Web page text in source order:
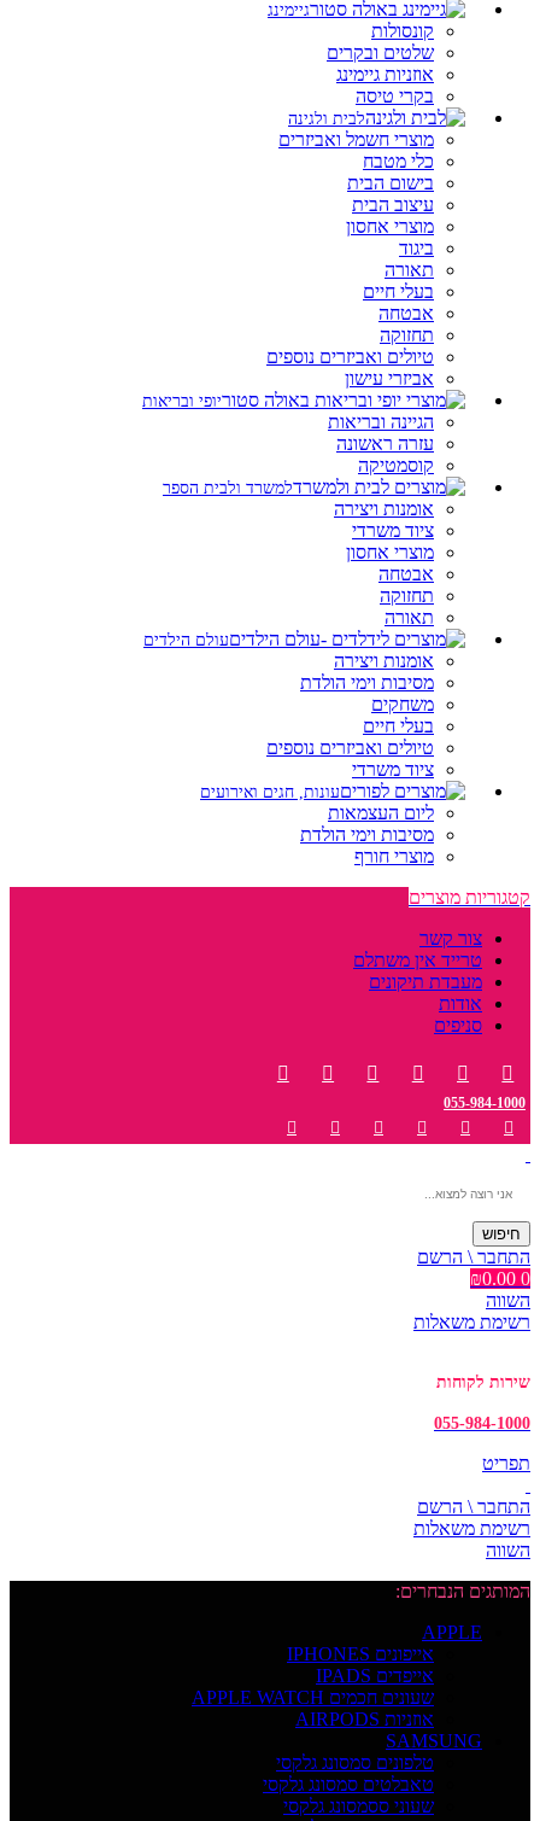
גיימינג
קונסולות
שלטים ובקרים
אוזניות גיימינג
בקרי טיסה
לבית ולגינה
מוצרי חשמל ואביזרים
כלי מטבח
בישום הבית
עיצוב הבית
מוצרי אחסון
ביגוד
תאורה
בעלי חיים
אבטחה
תחזוקה
טיולים ואביזרים נוספים
אביזרי עישון
יופי ובריאות
הגיינה ובריאות
עזרה ראשונה
קוסמטיקה
למשרד ולבית הספר
אומנות ויצירה
ציוד משרדי
מוצרי אחסון
אבטחה
תחזוקה
תאורה
עולם הילדים
אומנות ויצירה
מסיבות וימי הולדת
משחקים
בעלי חיים
טיולים ואביזרים נוספים
ציוד משרדי
עונות, חגים ואירועים
ליום העצמאות
מסיבות וימי הולדת
מוצרי חורף
קטגוריות מוצרים
צור קשר
טרייד אין משתלם
מעבדת תיקונים
אודות
סניפים
055-984-1000
חיפוש
התחבר \ הרשם
0
₪0.00
השווה
רשימת משאלות
שירות לקוחות
055-984-1000
תפריט
התחבר \ הרשם
רשימת משאלות
השווה
המותגים הנבחרים:
APPLE
אייפונים IPHONES
אייפדים IPADS
שעונים חכמים APPLE WATCH
אוזניות AIRPODS
SAMSUNG
טלפונים סמסונג גלקסי
טאבלטים סמסונג גלקסי
שעוני ססמסונג גלקסי